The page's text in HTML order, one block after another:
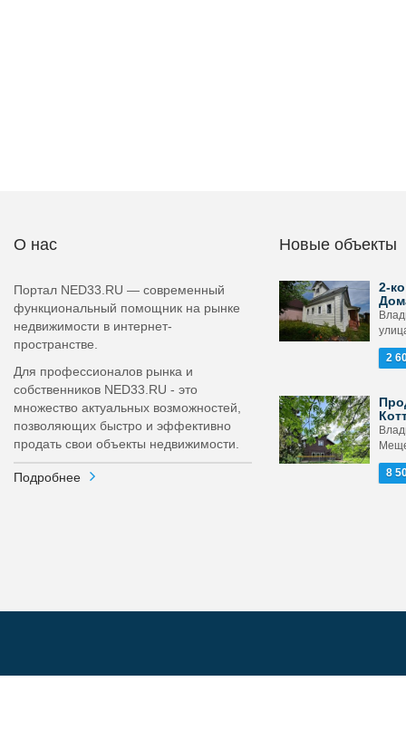
О нас
Портал NED33.RU — современный
функциональный помощник на рынке
недвижимости в интернет-
пространстве.
Для профессионалов рынка и
собственников NED33.RU - это
множество актуальных возможностей,
позволяющих быстро и эффективно
продать свои объекты недвижимости.
Подробнее
Новые объекты
2-
2
8